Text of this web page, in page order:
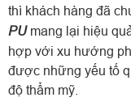
thì khách hàng đã
PUmang lại hiệu
hợp với xu hướng
được những yếu tố
độ thẩm mỹ.